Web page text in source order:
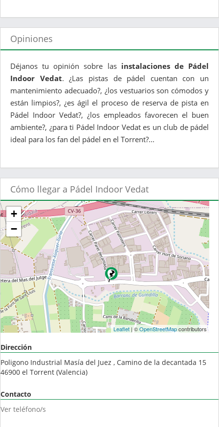
Opiniones
Déjanos tu opinión sobre las instalaciones de Pádel
Indoor Vedat. ¿Las pistas de pádel cuentan con un
mantenimiento adecuado?, ¿los vestuarios son cómodos y
están limpios?, ¿es ágil el proceso de reserva de pista en
Pádel Indoor Vedat?, ¿los empleados favorecen el buen
ambiente?, ¿para ti Pádel Indoor Vedat es un club de pádel
ideal para los fan del pádel en el Torrent?...
Cómo llegar a Pádel Indoor Vedat
+
−
Leaflet| ©OpenStreetMapcontributors
Dirección
Poligono Industrial Masía del Juez , Camino de la decantada 15
46900 el Torrent (Valencia)
Contacto
Ver teléfono/s